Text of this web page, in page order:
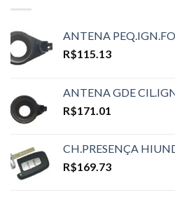
ANTENA
R$115.13
ANTENA GDE
R$171.01
CH.PRESENÇA
R$169.73